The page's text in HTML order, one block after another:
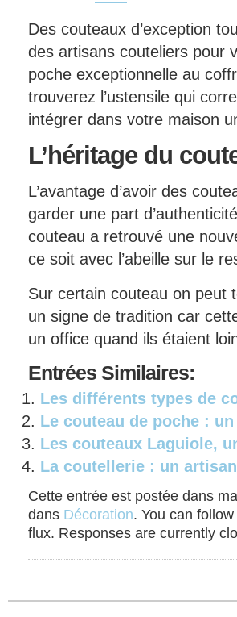
Des couteaux d’exception
des artisans couteliers pour
poche exceptionnelle au
trouverez l’ustensile qui
intégrer dans votre maison
L’héritagedu
L’avantage d’avoir des
garder une part
couteau a retrouvé une
ce soit avec l’abeille sur le
Sur certain couteau on peut
un signe de tradition car
un office quand ils étaient
Entrées Similaires:
Les différents types de
Le couteau de poche :
Les couteaux Laguiole,
La coutellerie : un
Cette entrée est postée dans
dans Décoration. You can
flux. Responses are currently